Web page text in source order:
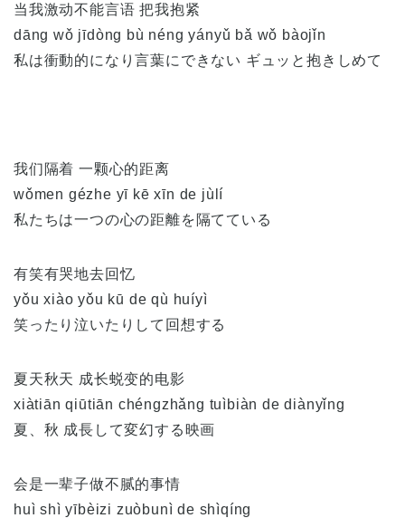
当我激动不能言语 把我抱紧
dāng wǒ jīdòng bù néng yányǔ bǎ wǒ bàojǐn
私は衝動的になり言葉にできない ギュッと抱きしめて
我们隔着 一颗心的距离
wǒmen gézhe yī kē xīn de jùlí
私たちは一つの心の距離を隔てている
有笑有哭地去回忆
yǒu xiào yǒu kū de qù huíyì
笑ったり泣いたりして回想する
夏天秋天 成长蜕变的电影
xiàtiān qiūtiān chéngzhǎng tuìbiàn de diànyǐng
夏、秋 成長して変幻する映画
会是一辈子做不腻的事情
huì shì yībèizi zuòbunì de shìqíng